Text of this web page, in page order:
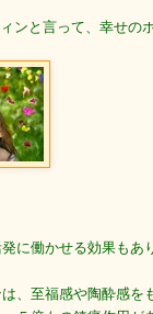
ンと言って、幸せの
に働かせる効果もあ
は、至福感や陶酔感を